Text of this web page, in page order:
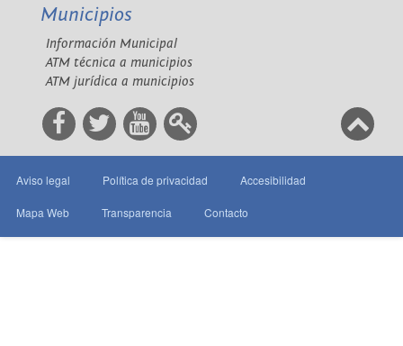
Municipios
Información Municipal
ATM técnica a municipios
ATM jurídica a municipios
Aviso legal Política de privacidad Accesibilidad
Mapa Web Transparencia Contacto